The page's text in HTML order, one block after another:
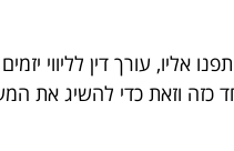
אליו, עורך דין לליווי
כזה וזאת כדי להשיג את